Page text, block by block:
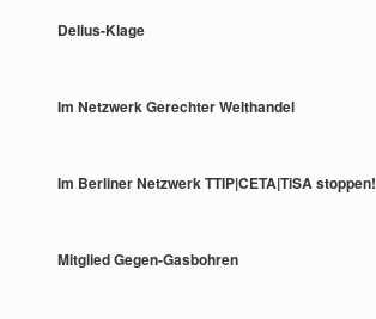
Delius-Klage
Im Netzwerk Gerechter Welthandel
Im Berliner Netzwerk TTIP|CETA|TiSA stoppen!
Mitglied Gegen-Gasbohren